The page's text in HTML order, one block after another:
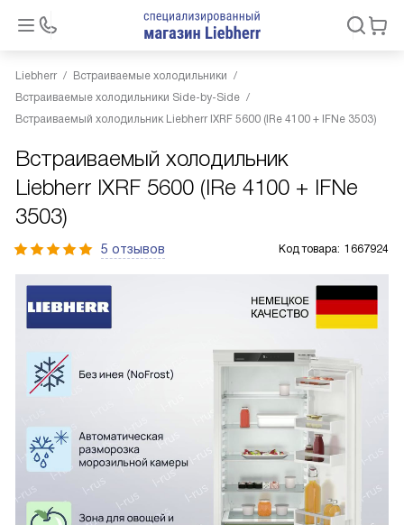
Liebherr
Встраиваемые холодильники
Встраиваемые холодильники Side-by-Side
Встраиваемый холодильник Liebherr IXRF 5600 (IRe 4100 + IFNe 3503)
Встраиваемый холодильник
Liebherr IXRF 5600 (IRe 4100 + IFNe
3503)
5 отзывов Код товара: 1667924